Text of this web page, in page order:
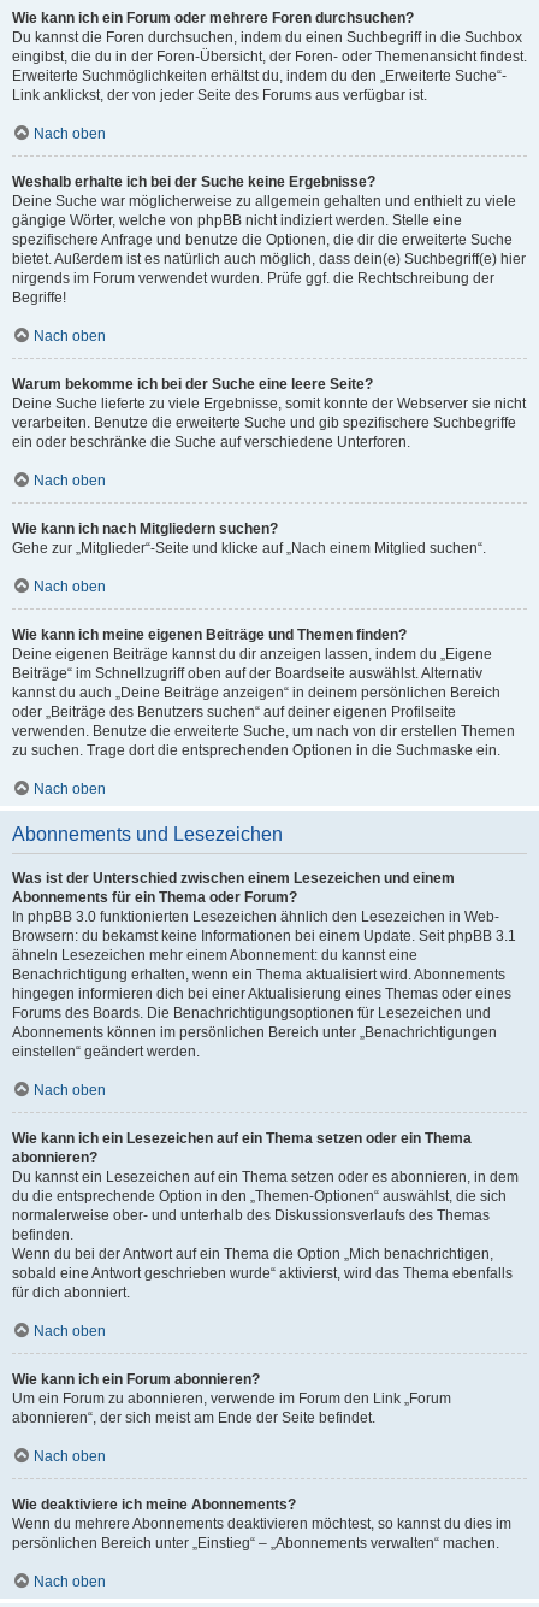
Wie kann ich ein Forum oder mehrere Foren durchsuchen?
Du kannst die Foren durchsuchen, indem du einen Suchbegriff in die Suchbox
eingibst, die du in der Foren-Übersicht, der Foren- oder Themenansicht findest.
Erweiterte Suchmöglichkeiten erhältst du, indem du den „Erweiterte Suche“-
Link anklickst, der von jeder Seite des Forums aus verfügbar ist.
Nach oben
Weshalb erhalte ich bei der Suche keine Ergebnisse?
Deine Suche war möglicherweise zu allgemein gehalten und enthielt zu viele
gängige Wörter, welche von phpBB nicht indiziert werden. Stelle eine
spezifischere Anfrage und benutze die Optionen, die dir die erweiterte Suche
bietet. Außerdem ist es natürlich auch möglich, dass dein(e) Suchbegriff(e) hier
nirgends im Forum verwendet wurden. Prüfe ggf. die Rechtschreibung der
Begriffe!
Nach oben
Warum bekomme ich bei der Suche eine leere Seite?
Deine Suche lieferte zu viele Ergebnisse, somit konnte der Webserver sie nicht
verarbeiten. Benutze die erweiterte Suche und gib spezifischere Suchbegriffe
ein oder beschränke die Suche auf verschiedene Unterforen.
Nach oben
Wie kann ich nach Mitgliedern suchen?
Gehe zur „Mitglieder“-Seite und klicke auf „Nach einem Mitglied suchen“.
Nach oben
Wie kann ich meine eigenen Beiträge und Themen finden?
Deine eigenen Beiträge kannst du dir anzeigen lassen, indem du „Eigene
Beiträge“ im Schnellzugriff oben auf der Boardseite auswählst. Alternativ
kannst du auch „Deine Beiträge anzeigen“ in deinem persönlichen Bereich
oder „Beiträge des Benutzers suchen“ auf deiner eigenen Profilseite
verwenden. Benutze die erweiterte Suche, um nach von dir erstellen Themen
zu suchen. Trage dort die entsprechenden Optionen in die Suchmaske ein.
Nach oben
Abonnements und Lesezeichen
Was ist der Unterschied zwischen einem Lesezeichen und einem
Abonnements für ein Thema oder Forum?
In phpBB 3.0 funktionierten Lesezeichen ähnlich den Lesezeichen in Web-
Browsern: du bekamst keine Informationen bei einem Update. Seit phpBB 3.1
ähneln Lesezeichen mehr einem Abonnement: du kannst eine
Benachrichtigung erhalten, wenn ein Thema aktualisiert wird. Abonnements
hingegen informieren dich bei einer Aktualisierung eines Themas oder eines
Forums des Boards. Die Benachrichtigungsoptionen für Lesezeichen und
Abonnements können im persönlichen Bereich unter „Benachrichtigungen
einstellen“ geändert werden.
Nach oben
Wie kann ich ein Lesezeichen auf ein Thema setzen oder ein Thema
abonnieren?
Du kannst ein Lesezeichen auf ein Thema setzen oder es abonnieren, in dem
du die entsprechende Option in den „Themen-Optionen“ auswählst, die sich
normalerweise ober- und unterhalb des Diskussionsverlaufs des Themas
befinden.
Wenn du bei der Antwort auf ein Thema die Option „Mich benachrichtigen,
sobald eine Antwort geschrieben wurde“ aktivierst, wird das Thema ebenfalls
für dich abonniert.
Nach oben
Wie kann ich ein Forum abonnieren?
Um ein Forum zu abonnieren, verwende im Forum den Link „Forum
abonnieren“, der sich meist am Ende der Seite befindet.
Nach oben
Wie deaktiviere ich meine Abonnements?
Wenn du mehrere Abonnements deaktivieren möchtest, so kannst du dies im
persönlichen Bereich unter „Einstieg“ – „Abonnements verwalten“ machen.
Nach oben